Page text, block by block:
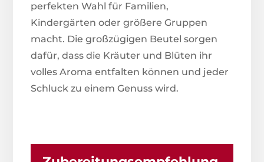
perfekten Wahl für Familien,
Kindergärten oder größere Gruppen
macht. Die großzügigen Beutel sorgen
dafür, dass die Kräuter und Blüten ihr
volles Aroma entfalten können und jeder
Schluck zu einem Genuss wird.